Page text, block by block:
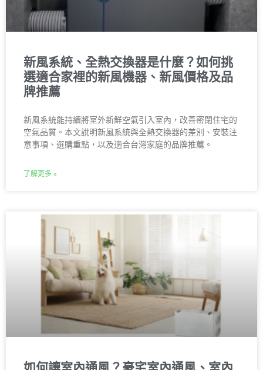
新風系統、全熱交換器是什麼？如何挑
選適合家裡的新風機器、新風價格及品
牌推薦
新風系統能持續將室外新鮮空氣引入室內，改善密閉住宅的
空氣品質。本文說明新風系統與全熱交換器的差別、安裝注
意事項、選購重點，以及適合台灣家庭的品牌推薦。
了解更多 »